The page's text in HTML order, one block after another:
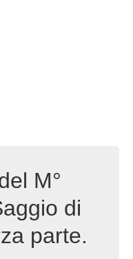
M°
di
parte.